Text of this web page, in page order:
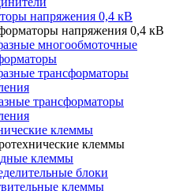
напряжения 0,4 кВ
напряжения 0,4 кВ
многообмоточные
трансформаторы
трансформаторы
клеммы
клеммы
клеммы
блоки
клеммы